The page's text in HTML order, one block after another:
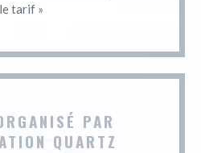
le tarif »
PAR
QUARTZ